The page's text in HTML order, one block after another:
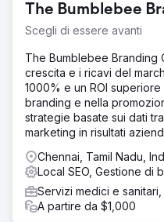
intercettavano le query
posizionamento SEO
tassi di clic sono crollati
sull'IA rispondevano alle
che questi visitassero il
nei risultati dei motori
erano incompleti e la
manuale per
Soluzione
Elatre ha implementato un
ottimizzazione SEO e LLM
artificiale. Il nostro team
cluster di autorità tematici,
a livello di entità, dati
The Bumblebee
Scegli di essere avanti
The Bumblebee Branding
crescita e i ricavi del
1000% e un ROI
branding e nella
strategie basate sui dati
marketing in risultati
Chennai, Tamil Nadu,
Local SEO, Gestione di
Servizi medici e
A partire da $1,000